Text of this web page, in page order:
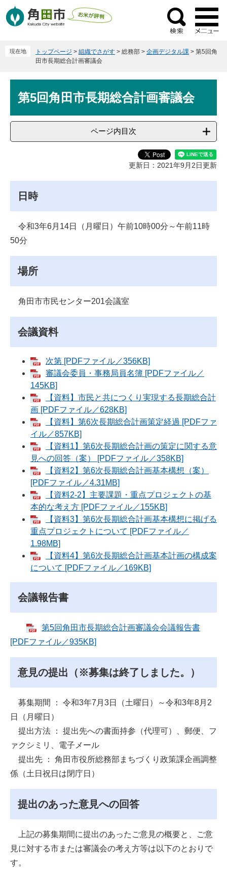
ー
ニ
検
索
現在地 トップページ > 組織でさがす > 総務部 > 企画デジタル課 > 第5回角
田市長期総合計画審議会
文第5回角田市長期総合計画審議会
ページ内目次
更新日：2021年9月2日更新
日時
令和3年6月14日（月曜日）午前10時00分～午前11時
50分
場所
角田市市民センター201会議室
会議資料
次第 [PDFファイル／356KB]
審議会委員・事務局員名簿 [PDFファイル／
145KB]
【資料】市民と共につくり実現する長期総合計
画 [PDFファイル／628KB]
【資料】第6次長期総合計画策定経過 [PDFファ
イル／857KB]
【資料1】第6次長期総合計画の策定に関する意
見への回答（案） [PDFファイル／358KB]
【資料2】第6次長期総合計画基本構想（案）
[PDFファイル／4.31MB]
【資料2‐2】主要課題・重点プロジェクトの基
本的な考え方 [PDFファイル／155KB]
【資料3】第6次長期総合計画基本構想に掲げる
重点プロジェクトについて [PDFファイル／
1.98MB]
【資料4】第6次長期総合計画基本計画の構成案
について [PDFファイル／169KB]
会議報告書
第5回角田市長期総合計画審議会会議報告書
[PDFファイル／935KB]
意見の提出（※募集は終了しました。）
募集期間 ： 令和3年7月3日（土曜日）～令和3年8月2
日（月曜日）
提出方法 ： 提出先への書面持参（代理可）、郵便、フ
ァクシミリ、電子メール
提出先 ： 角田市役所総務部まちづくり政策課企画調整
係（土日祝日は閉庁日）
提出のあった意見への回答
上記の募集期間に提出のあったご意見の概要と、ご意
見に対する市または審議会の考え方等は以下のとおりで
す。